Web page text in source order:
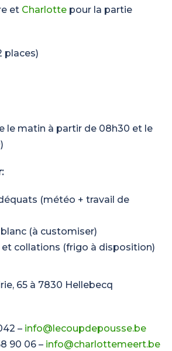
et Charlotte pour la partie
places)
le matin à partir de 08h30 et le
(météo + travail de
(à customiser)
et collations (frigo à disposition)
65 à 7830 Hellebecq
– info@lecoupdepousse.be
90 06 – info@charlottemeert.be